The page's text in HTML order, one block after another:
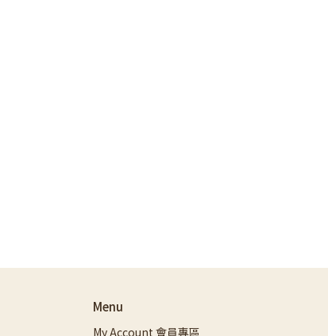
Menu
My Account 會員專區